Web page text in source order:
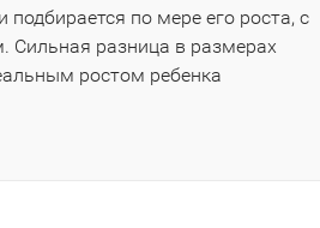
подбирается по мере его роста, с
Сильная разница в размерах
ростом ребенка